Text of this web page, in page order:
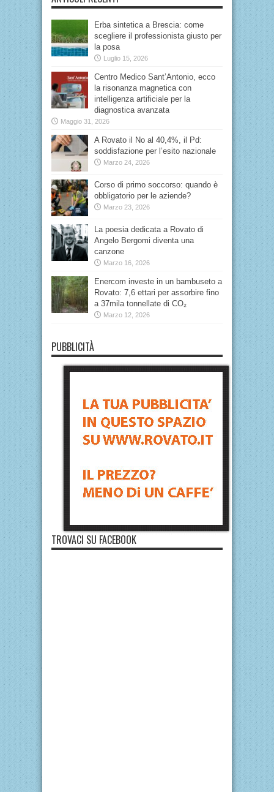
Erba sintetica a Brescia: come
scegliere il professionista giusto per
la posa
Luglio 15, 2026
Centro Medico Sant’Antonio, ecco
la risonanza magnetica con
intelligenza artificiale per la
diagnostica avanzata
Maggio 31, 2026
A Rovato il No al 40,4%, il Pd:
soddisfazione per l’esito nazionale
Marzo 24, 2026
Corso di primo soccorso: quando è
obbligatorio per le aziende?
Marzo 23, 2026
La poesia dedicata a Rovato di
Angelo Bergomi diventa una
canzone
Marzo 16, 2026
Enercom investe in un bambuseto a
Rovato: 7,6 ettari per assorbire fino
a 37mila tonnellate di CO₂
Marzo 12, 2026
PUBBLICITÀ
TROVACI SU FACEBOOK